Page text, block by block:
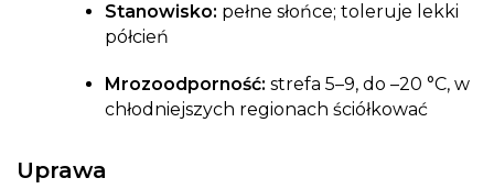
Stanowisko: pełne słońce; toleruje lekki
półcień
Mrozoodporność: strefa 5–9, do –20 °C, w
chłodniejszych regionach ściółkować
Uprawa